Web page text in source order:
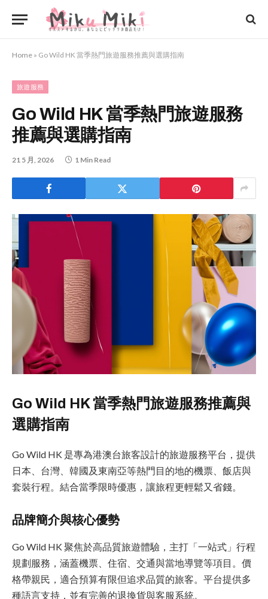
Home » Go Wild HK 當季熱門旅遊服務推薦與選購指南
旅遊服務
Go Wild HK 當季熱門旅遊服務
推薦與選購指南
21 5 月, 2026 1 Min Read
Go Wild HK 當季熱門旅遊服務推薦與
選購指南
Go Wild HK 是專為港澳台旅客設計的旅遊服務平台，提供
日本、台灣、韓國及東南亞等熱門目的地的機票、飯店與
套裝行程。結合當季限時優惠，讓旅程更輕鬆又省錢。
品牌簡介與核心優勢
Go Wild HK 聚焦於高品質旅遊體驗，主打「一站式」行程
規劃服務，涵蓋機票、住宿、交通與當地導覽等項目。價
格帶親民，適合預算有限但追求品質的旅客。平台提供多
種語言支持，並有完善的退換貨與客服系統。